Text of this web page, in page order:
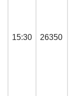
15:30 26350